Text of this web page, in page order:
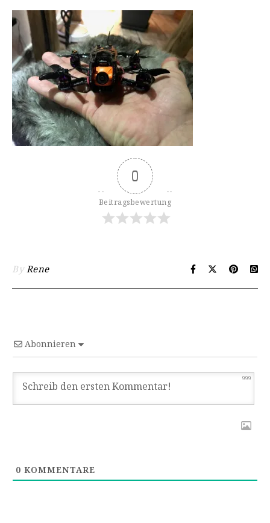
0
Beitragsbewertung
ByRene
Abonnieren
999
0 KOMMENTARE